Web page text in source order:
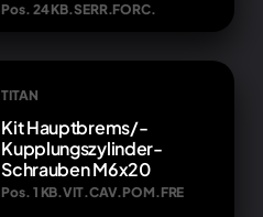
Pos. 24 KB.SERR.FORC.
TITAN
Kit Hauptbrems/-
Kupplungszylinder-
Schrauben M6x20
Pos. 1 KB.VIT.CAV.POM.FRE